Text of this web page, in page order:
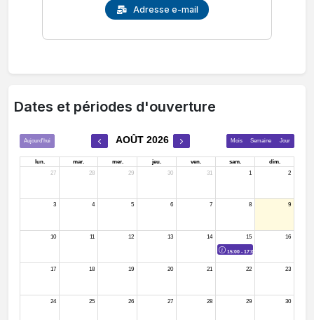
Adresse e-mail
Dates et périodes d'ouverture